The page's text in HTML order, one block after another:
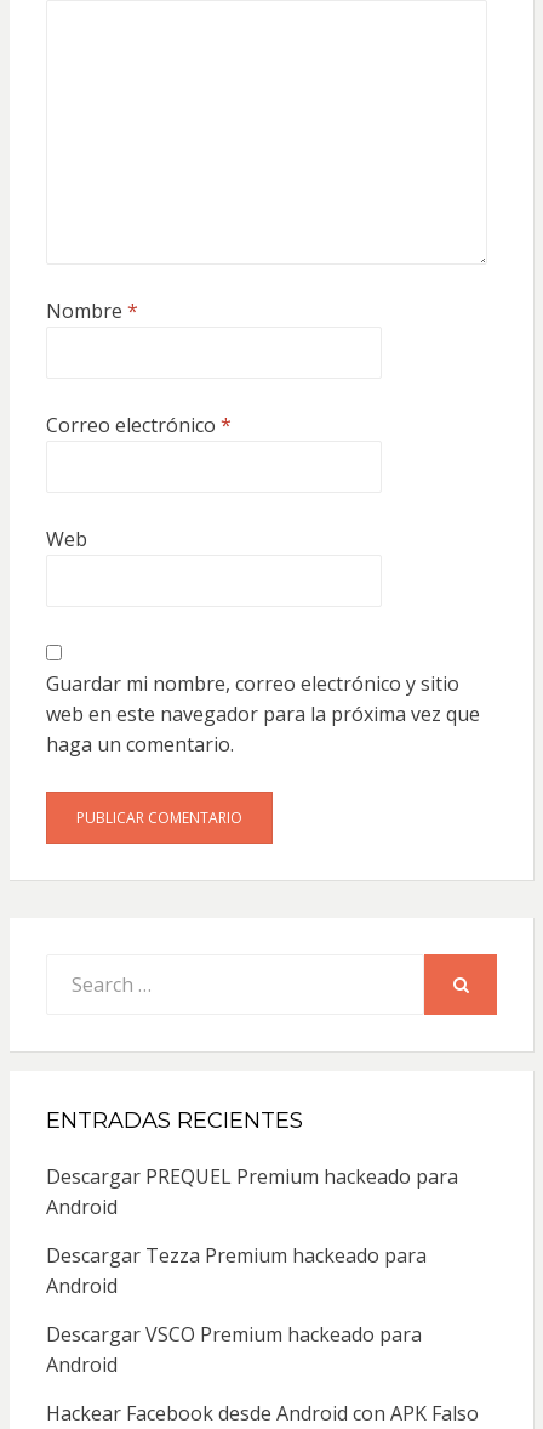
Nombre *
Correo electrónico *
Web
Guardar mi nombre, correo electrónico y sitio
web en este navegador para la próxima vez que
haga un comentario.
for:
ENTRADAS RECIENTES
Descargar PREQUEL Premium hackeado para
Android
Descargar Tezza Premium hackeado para
Android
Descargar VSCO Premium hackeado para
Android
Hackear Facebook desde Android con APK Falso